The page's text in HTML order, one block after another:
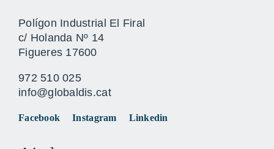
Polígon Industrial El Firal
c/ Holanda Nº 14
Figueres 17600
972 510 025
info@globaldis.cat
Facebook Instagram Linkedin